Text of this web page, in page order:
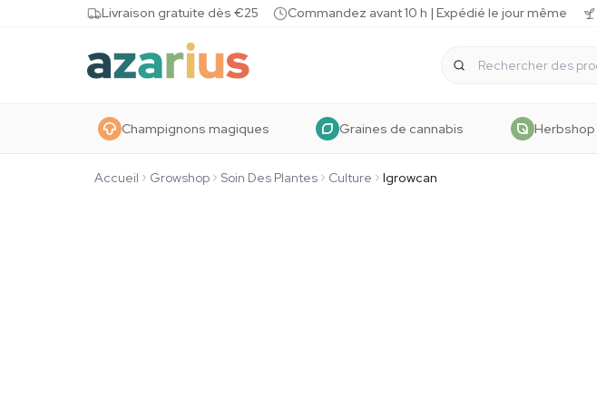
Skip to contentLivraison gratuite dès €25 Commandez avant 10 h | Expédié le jour même
Champignons magiques Graines de cannabis Herbshop
Accueil Growshop Soin Des Plantes Culture Igrowcan